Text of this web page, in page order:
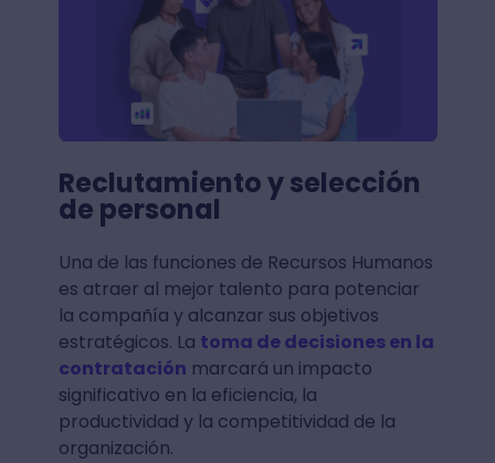
Reclutamiento y selección
de personal
Una de las funciones de Recursos Humanos
es atraer al mejor talento para potenciar
la compañía y alcanzar sus objetivos
estratégicos. La toma de decisiones en la
contratación marcará un impacto
significativo en la eficiencia, la
productividad y la competitividad de la
organización.